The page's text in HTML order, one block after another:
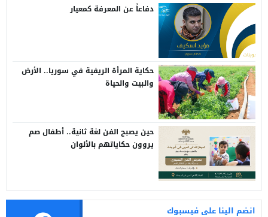
دفاعاً عن المعرفة كمعيار
حكاية المرأة الريفية في سوريا.. الأرض
والبيت والحياة
حين يصبح الفن لغة ثانية.. أطفال صم
يروون حكاياتهم بالألوان
انضم الينا على فيسبوك